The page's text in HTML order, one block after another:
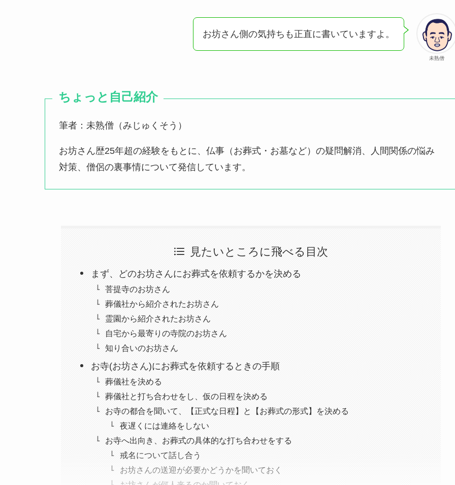
未熟僧
お坊さん側の気持ちも正直に書いていますよ。
ちょっと自己紹介
筆者：未熟僧（みじゅくそう）
お坊さん歴25年超の経験をもとに、仏事（お葬式・お墓など）の疑問解消、人間関係の悩み
対策、僧侶の裏事情について発信しています。
見たいところに飛べる目次
まず、どのお坊さんにお葬式を依頼するかを決める
菩提寺のお坊さん
葬儀社から紹介されたお坊さん
霊園から紹介されたお坊さん
自宅から最寄りの寺院のお坊さん
知り合いのお坊さん
お寺(お坊さん)にお葬式を依頼するときの手順
葬儀社を決める
葬儀社と打ち合わせをし、仮の日程を決める
お寺の都合を聞いて、【正式な日程】と【お葬式の形式】を決める
夜遅くには連絡をしない
お寺へ出向き、お葬式の具体的な打ち合わせをする
戒名について話し合う
お坊さんの送迎が必要かどうかを聞いておく